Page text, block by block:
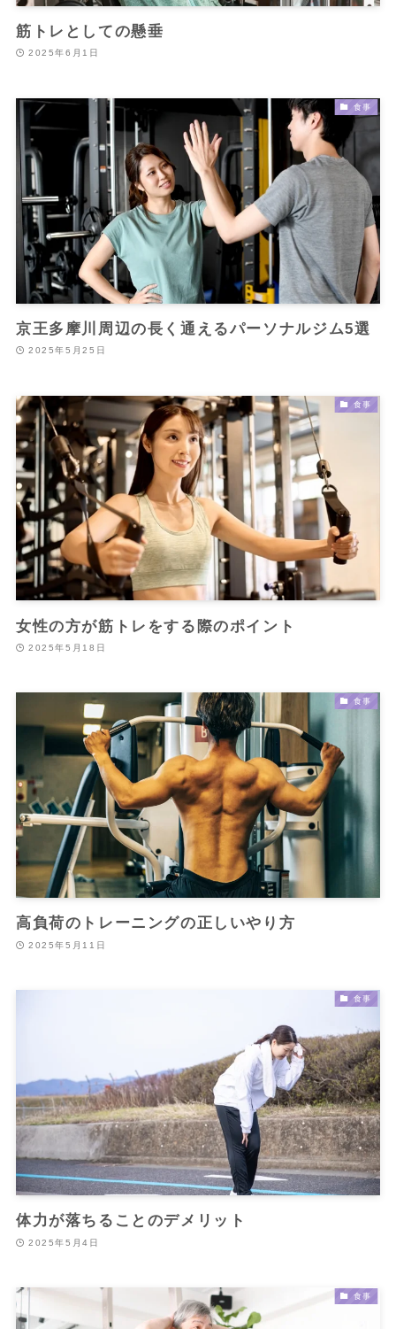
筋トレとしての懸垂
2025年6月1日
食事
京王多摩川周辺の長く通えるパーソナルジム5選
2025年5月25日
食事
女性の方が筋トレをする際のポイント
2025年5月18日
食事
高負荷のトレーニングの正しいやり方
2025年5月11日
食事
体力が落ちることのデメリット
2025年5月4日
食事